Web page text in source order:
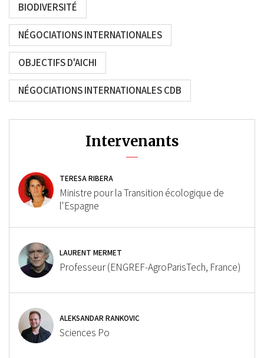
BIODIVERSITÉ
NÉGOCIATIONS INTERNATIONALES
OBJECTIFS D'AICHI
NÉGOCIATIONS INTERNATIONALES CDB
Intervenants
TERESA RIBERA
Ministre pour la Transition écologique de
l'Espagne
LAURENT MERMET
Professeur (ENGREF-AgroParisTech, France)
ALEKSANDAR RANKOVIC
Sciences Po